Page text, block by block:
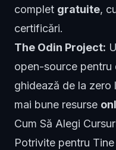
complet gratuite,
certificări.
The Odin Project:
open-source
ghidează de la zero
mai bune resurse
Cum Să Alegi
Potrivite pentru